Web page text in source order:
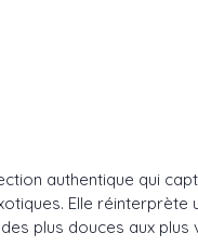
authentique qui
Elle
plus douces aux plus